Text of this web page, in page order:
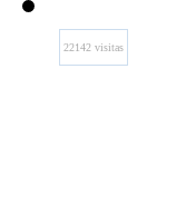
22142 visitas